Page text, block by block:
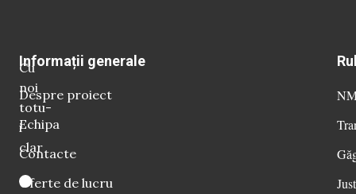
Cu
noi
totu-
i
clar
Informații generale
Despre proiect
Echipa
Contacte
Oferte de lucru